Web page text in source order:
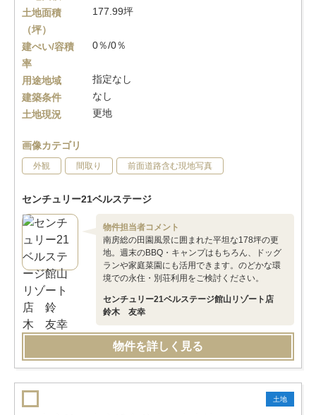
土地面積
（坪）
177.99坪
建ぺい/容積
率
0％/0％
用途地域
指定なし
建築条件
なし
土地現況
更地
画像カテゴリ
外観 間取り 前面道路含む現地写真
センチュリー21ベルステージ
物件担当者コメント
南房総の田園風景に囲まれた平坦な178坪の更
地。週末のBBQ・キャンプはもちろん、ドッグ
ランや家庭菜園にも活用できます。のどかな環
境での永住・別荘利用をご検討ください。
センチュリー21ベルステージ館山リゾート店
鈴木 友幸
物件を詳しく見る
土地